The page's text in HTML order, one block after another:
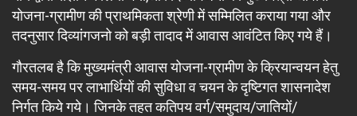
योजना-ग्रामीण की प्राथमिकता श्रेणी में सम्मिलित कराया गया और
तदनुसार दिव्यांगजनो को बड़ी तादाद में आवास आवंटित किए गये हैं।
गौरतलब है कि मुख्यमंत्री आवास योजना-ग्रामीण के क्रियान्वयन हेतु
समय-समय पर लाभार्थियों की सुविधा व चयन के दृष्टिगत शासनादेश
निर्गत किये गये। जिनके तहत कतिपय वर्ग/समुदाय/जातियों/